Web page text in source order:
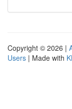
Copyright © 2026 |
Users | Made with